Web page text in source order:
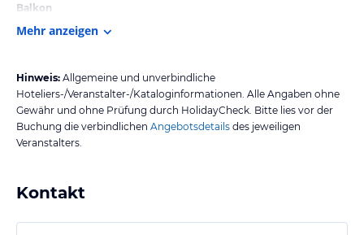
Balkon
Mehr anzeigen
Hinweis: Allgemeine und unverbindliche
Hoteliers-/Veranstalter-/Kataloginformationen. Alle Angaben ohne
Gewähr und ohne Prüfung durch HolidayCheck. Bitte lies vor der
Buchung die verbindlichen Angebotsdetails des jeweiligen
Veranstalters.
Kontakt